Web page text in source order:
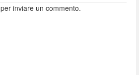
per inviare un commento.